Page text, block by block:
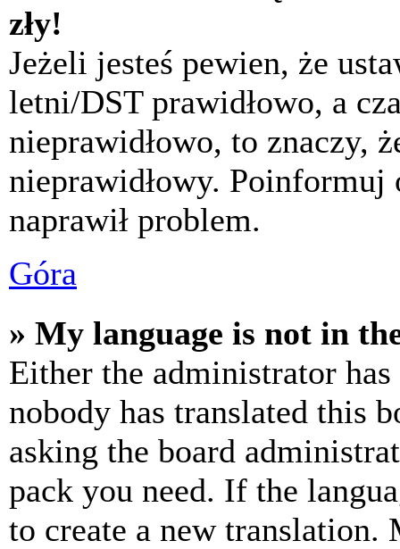
zły!
Jeżeli jesteś pewien, że
letni/DST prawidłowo, a
nieprawidłowo, to znaczy,
nieprawidłowy.
naprawił problem.
Góra
» My language is not in
Either the administrator
nobody has translated this
asking the board
pack you need. If the
to create a new